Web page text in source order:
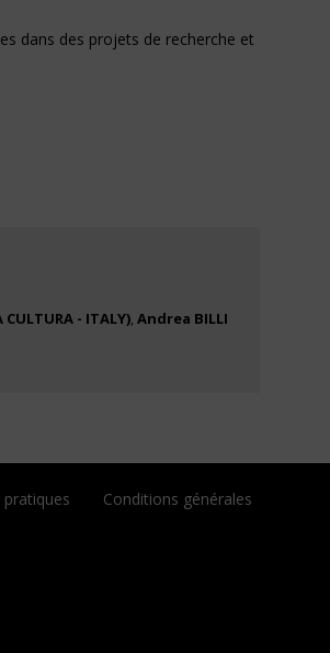
dans des projets de recherche et
CULTURA - ITALY) Andrea BILLI
Conditions générales